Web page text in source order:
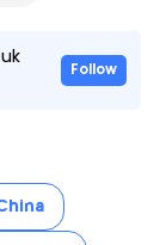
Follow